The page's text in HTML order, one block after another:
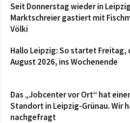
Seit Donnerstag wieder in
Marktschreier gastiert mit
Völki
Hallo Leipzig: So startet Freitag,
August 2026, ins Wochenende
Das „Jobcenter vor Ort“ hat
Standort in Leipzig-Grünau. Wir
nachgefragt